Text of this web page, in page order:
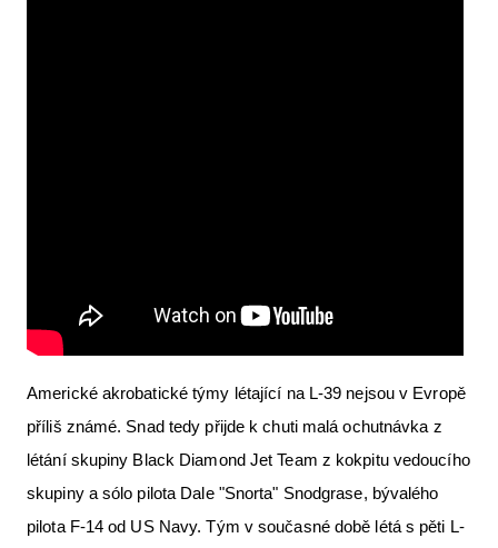
Americké akrobatické týmy létající na L-39 nejsou v Evropě
příliš známé. Snad tedy přijde k chuti malá ochutnávka z
létání skupiny Black Diamond Jet Team z kokpitu vedoucího
skupiny a sólo pilota Dale "Snorta" Snodgrase, bývalého
pilota F-14 od US Navy. Tým v současné době létá s pěti L-